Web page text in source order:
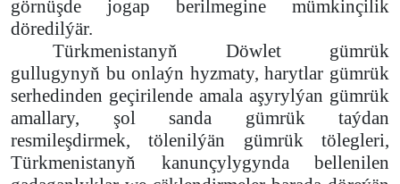
görnüşde jogap berilmegine mümkinçilik
döredilýär.
Türkmenistanyň Döwlet gümrük
gullugynyň bu onlaýn hyzmaty, harytlar gümrük
serhedinden geçirilende amala aşyrylýan gümrük
amallary, şol sanda gümrük taýdan
resmileşdirmek, tölenilýän gümrük tölegleri,
Türkmenistanyň kanunçylygynda bellenilen